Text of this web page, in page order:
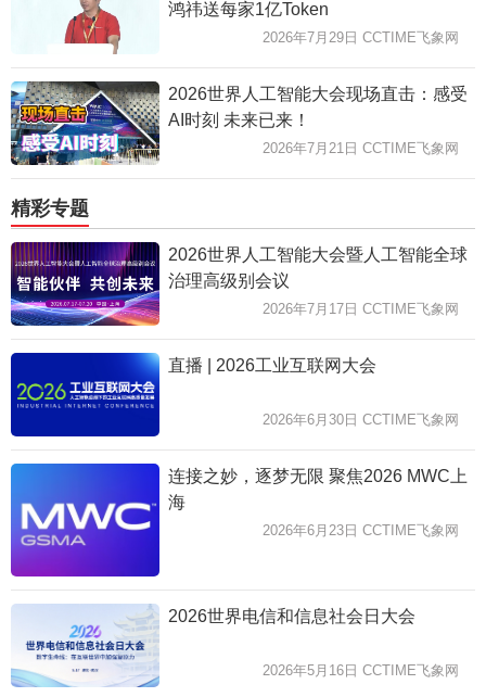
鸿祎送每家1亿Token
2026年7月29日 CCTIME飞象网
2026世界人工智能大会现场直击：感受
AI时刻 未来已来！
2026年7月21日 CCTIME飞象网
精彩专题
2026世界人工智能大会暨人工智能全球
治理高级别会议
2026年7月17日 CCTIME飞象网
直播 | 2026工业互联网大会
2026年6月30日 CCTIME飞象网
连接之妙，逐梦无限 聚焦2026 MWC上
海
2026年6月23日 CCTIME飞象网
2026世界电信和信息社会日大会
2026年5月16日 CCTIME飞象网